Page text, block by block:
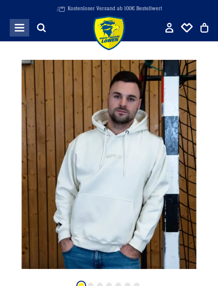
Zum Hauptinhalt springenKostenloser Versand ab 100€ Bestellwert
Bildergalerie überspringen